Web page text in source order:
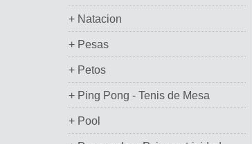
+ Natacion
+ Pesas
+ Petos
+ Ping Pong - Tenis de Mesa
+ Pool